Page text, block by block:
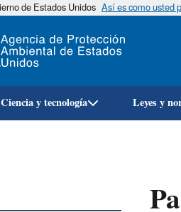
de Estados Unidos Así es como usted
Ciencia y tecnología Leyes y